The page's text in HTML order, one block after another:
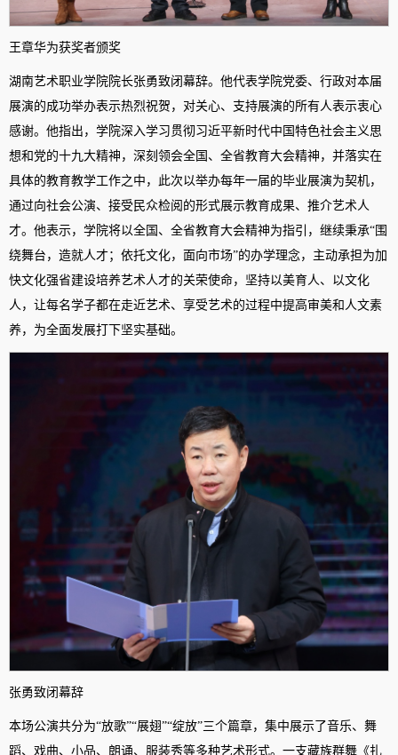
王章华为获奖者颁奖
湖南艺术职业学院院长张勇致闭幕辞。他代表学院党委、行政对本届
展演的成功举办表示热烈祝贺，对关心、支持展演的所有人表示衷心
感谢。他指出，学院深入学习贯彻习近平新时代中国特色社会主义思
想和党的十九大精神，深刻领会全国、全省教育大会精神，并落实在
具体的教育教学工作之中，此次以举办每年一届的毕业展演为契机，
通过向社会公演、接受民众检阅的形式展示教育成果、推介艺术人
才。他表示，学院将以全国、全省教育大会精神为指引，继续秉承“围
绕舞台，造就人才；依托文化，面向市场”的办学理念，主动承担为加
快文化强省建设培养艺术人才的关荣使命，坚持以美育人、以文化
人，让每名学子都在走近艺术、享受艺术的过程中提高审美和人文素
养，为全面发展打下坚实基础。
张勇致闭幕辞
本场公演共分为“放歌”“展翅”“绽放”三个篇章，集中展示了音乐、舞
蹈、戏曲、小品、朗诵、服装秀等多种艺术形式。一支藏族群舞《扎